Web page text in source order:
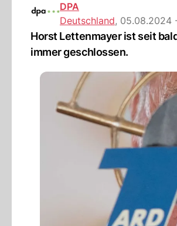
DPA
Deutschland, 05.08.2024
Horst Lettenmayer ist seit
immer geschlossen.